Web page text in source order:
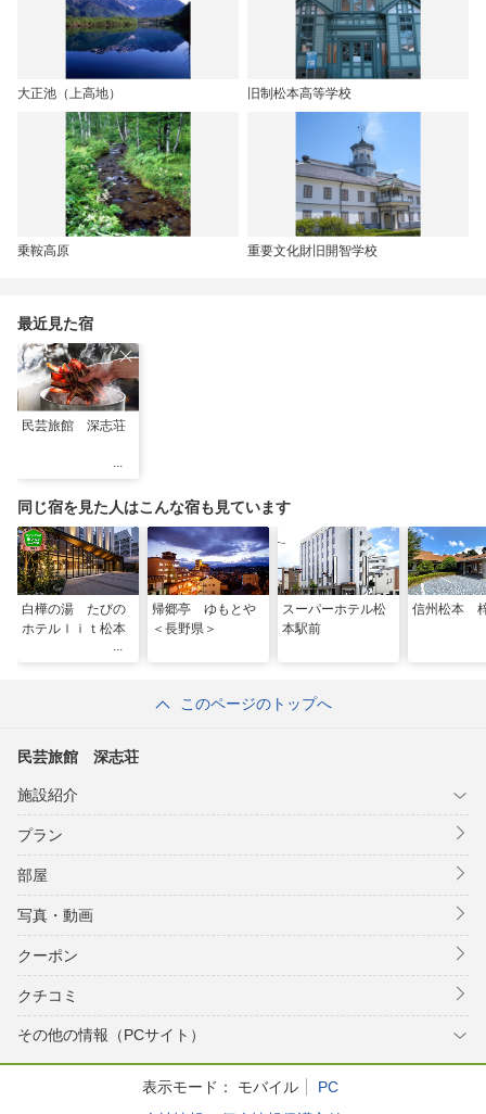
大正池（上高地） 旧制松本高等学校
乗鞍高原 重要文化財旧開智学校
最近見た宿
民芸旅館 深志荘
同じ宿を見た人はこんな宿も見ています
白樺の湯 たびの
ホテルｌｉｔ松本
帰郷亭 ゆもとや
＜長野県＞
スーパーホテル松
本駅前
信州松本
このページのトップへ
民芸旅館 深志荘
施設紹介
プラン
部屋
写真・動画
クーポン
クチコミ
その他の情報（PCサイト）
表示モード： モバイル
PC